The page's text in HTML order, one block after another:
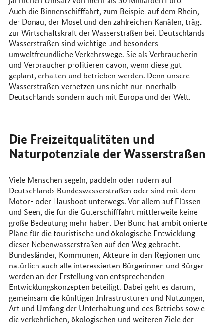
Auch die Binnenschifffahrt, zum Beispiel auf dem Rhein,
der Donau, der Mosel und den zahlreichen Kanälen, trägt
zur Wirtschaftskraft der Wasserstraßen bei. Deutschlands
Wasserstraßen sind wichtige und besonders
umweltfreundliche Verkehrswege. Sie als Verbraucherin
und Verbraucher profitieren davon, wenn diese gut
geplant, erhalten und betrieben werden. Denn unsere
Wasserstraßen vernetzen uns nicht nur innerhalb
Deutschlands sondern auch mit Europa und der Welt.
Die Freizeitqualitäten und
Naturpotenziale der Wasserstraßen
Viele Menschen segeln, paddeln oder rudern auf
Deutschlands Bundeswasserstraßen oder sind mit dem
Motor- oder Hausboot unterwegs. Vor allem auf Flüssen
und Seen, die für die Güterschifffahrt mittlerweile keine
große Bedeutung mehr haben. Der Bund hat ambitionierte
Pläne für die touristische und ökologische Entwicklung
dieser Nebenwasserstraßen auf den Weg gebracht.
Bundesländer, Kommunen, Akteure in den Regionen und
natürlich auch alle interessierten Bürgerinnen und Bürger
werden an der Erstellung von entsprechenden
Entwicklungskonzepten beteiligt. Dabei geht es darum,
gemeinsam die künftigen Infrastrukturen und Nutzungen,
Art und Umfang der Unterhaltung und des Betriebs sowie
die verkehrlichen, ökologischen und weiteren Ziele der